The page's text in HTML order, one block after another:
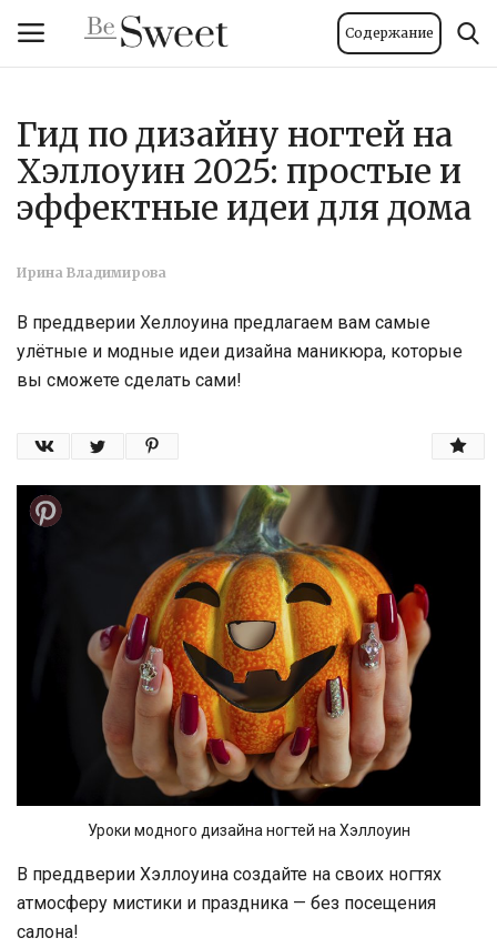
Вход Регистрация
Главная
Мода
Красота
Гид по дизайну ногтей на
Хэллоуин 2025: простые и
эффектные идеи для дома
Ирина Владимирова
В преддверии Хеллоуина предлагаем вам самые
улётные и модные идеи дизайна маникюра, которые
вы сможете сделать сами!
Уроки модного дизайна ногтей на Хэллоуин
В преддверии Хэллоуина создайте на своих ногтях
атмосферу мистики и праздника — без посещения
салона!
Содержание